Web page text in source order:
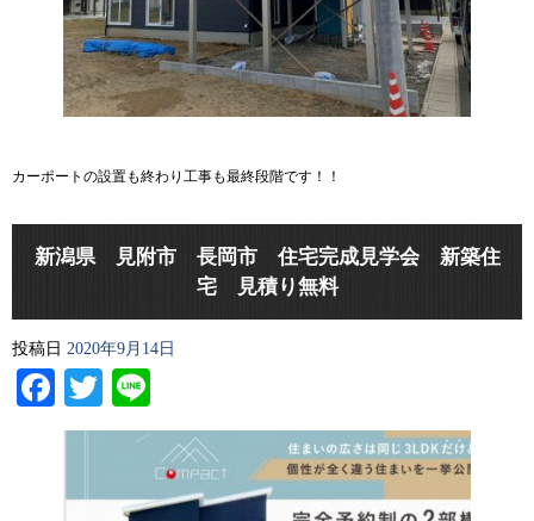
カーポートの設置も終わり工事も最終段階です！！
新潟県 見附市 長岡市 住宅完成見学会 新築住
宅 見積り無料
投稿日 2020年9月14日
Facebook
Twitter